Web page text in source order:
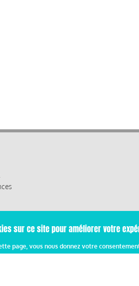
de la performance
sur ce site pour améliorer votre
page, vous nous donnez votre